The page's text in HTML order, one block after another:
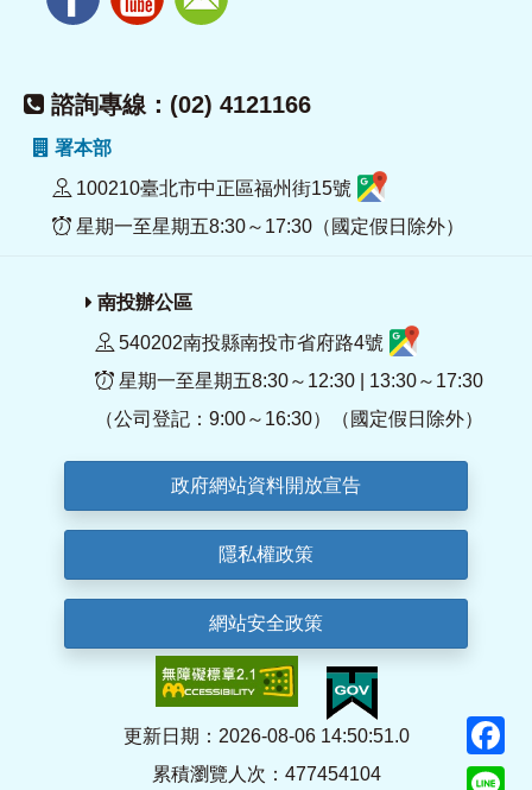
諮詢專線：(02) 4121166
署本部
100210臺北市中正區福州街15號
星期一至星期五8:30～17:30（國定假日除外）
南投辦公區
540202南投縣南投市省府路4號
星期一至星期五8:30～12:30 | 13:30～17:30
（公司登記：9:00～16:30）（國定假日除外）
政府網站資料開放宣告
隱私權政策
網站安全政策
更新日期：2026-08-06 14:50:51.0
累積瀏覽人次：477454104